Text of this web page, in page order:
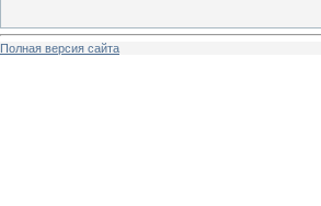
Полная версия сайта